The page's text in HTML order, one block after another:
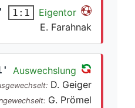
1:1
Eigentor
E. Farahnak
Auswechslung
D. Geiger
G. Prömel